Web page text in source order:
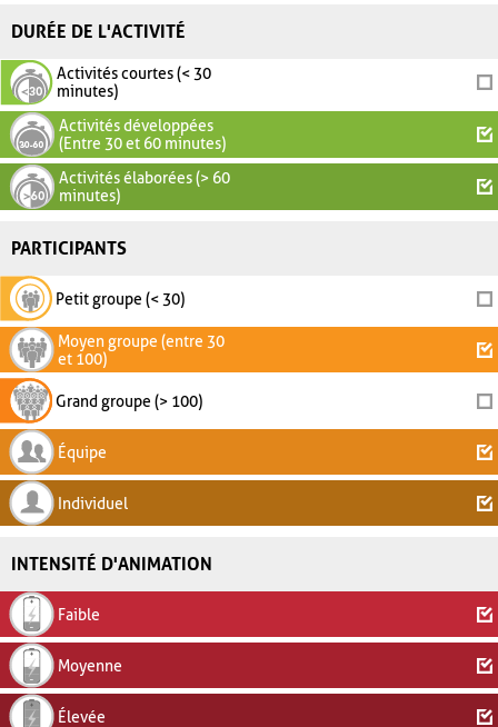
DURÉE DE L'ACTIVITÉ
Activités courtes (< 30
minutes)
Activités développées
(Entre 30 et 60 minutes)
Activités élaborées (> 60
minutes)
PARTICIPANTS
Petit groupe (< 30)
Moyen groupe (entre 30
et 100)
Grand groupe (> 100)
Équipe
Individuel
INTENSITÉ D'ANIMATION
Faible
Moyenne
Élevée